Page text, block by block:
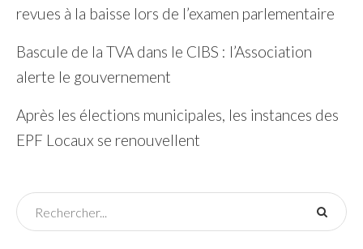
revues à la baisse lors de l’examen parlementaire
Bascule de la TVA dans le CIBS : l’Association
alerte le gouvernement
Après les élections municipales, les instances des
EPF Locaux se renouvellent